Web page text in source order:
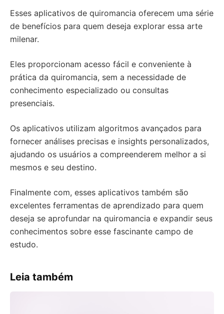
Esses aplicativos de quiromancia oferecem uma série
de benefícios para quem deseja explorar essa arte
milenar.
Eles proporcionam acesso fácil e conveniente à
prática da quiromancia, sem a necessidade de
conhecimento especializado ou consultas
presenciais.
Os aplicativos utilizam algoritmos avançados para
fornecer análises precisas e insights personalizados,
ajudando os usuários a compreenderem melhor a si
mesmos e seu destino.
Finalmente com, esses aplicativos também são
excelentes ferramentas de aprendizado para quem
deseja se aprofundar na quiromancia e expandir seus
conhecimentos sobre esse fascinante campo de
estudo.
Leia também